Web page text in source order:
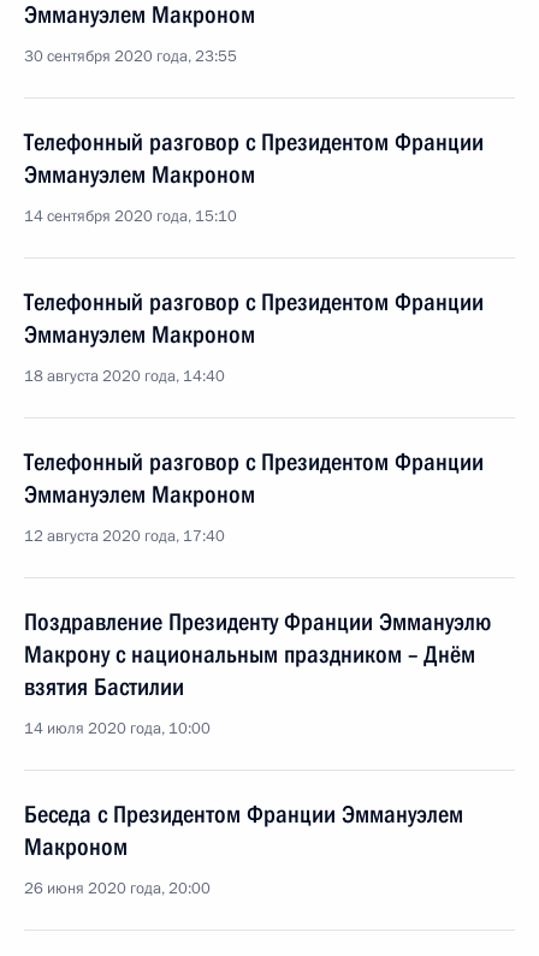
Эммануэлем Макроном
30 сентября 2020 года, 23:55
Телефонный разговор с Президентом Франции
Эммануэлем Макроном
14 сентября 2020 года, 15:10
Телефонный разговор с Президентом Франции
Эммануэлем Макроном
18 августа 2020 года, 14:40
Телефонный разговор с Президентом Франции
Эммануэлем Макроном
12 августа 2020 года, 17:40
Поздравление Президенту Франции Эммануэлю
Макрону с национальным праздником – Днём
взятия Бастилии
14 июля 2020 года, 10:00
Беседа с Президентом Франции Эммануэлем
Макроном
26 июня 2020 года, 20:00